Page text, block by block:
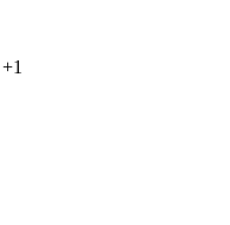
+1